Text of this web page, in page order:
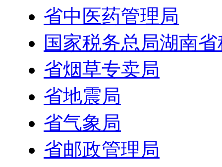
省中医药管理局
国家税务总局湖南
省烟草专卖局
省地震局
省气象局
省邮政管理局